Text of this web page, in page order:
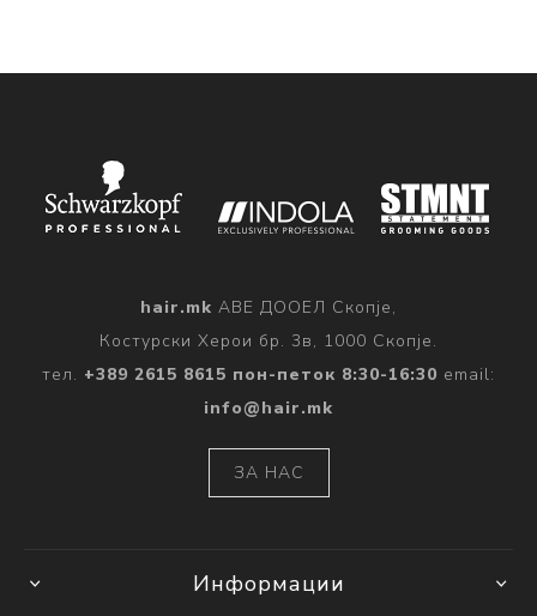
hair.mk АВЕ ДООЕЛ Скопје,
Костурски Херои бр. 3в, 1000 Скопје.
тел. +389 2615 8615 пон-петок 8:30-16:30 email:
info@hair.mk
ЗА НАС
Информации